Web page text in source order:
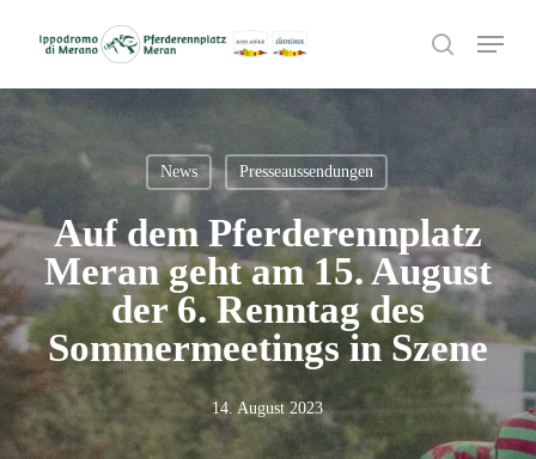
search
Menu
News Presseaussendungen
Auf dem Pferderennplatz
Meran geht am 15. August
der 6. Renntag des
Sommermeetings in Szene
14. August 2023